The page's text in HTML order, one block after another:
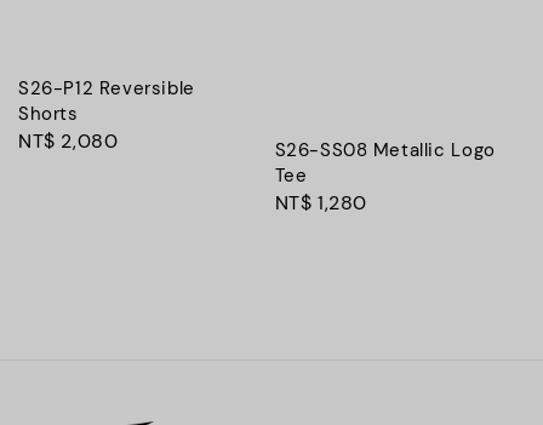
S26-P12 Reversible
Shorts
Regular
NT$ 2,080
S26-SS08 Metallic Logo
Tee
Regular
NT$ 1,280